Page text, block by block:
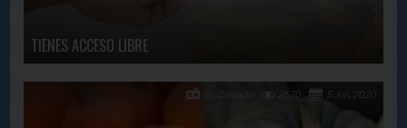
TIENES ACCESO LIBRE
5 Jun, 2020
2570
En Contacto